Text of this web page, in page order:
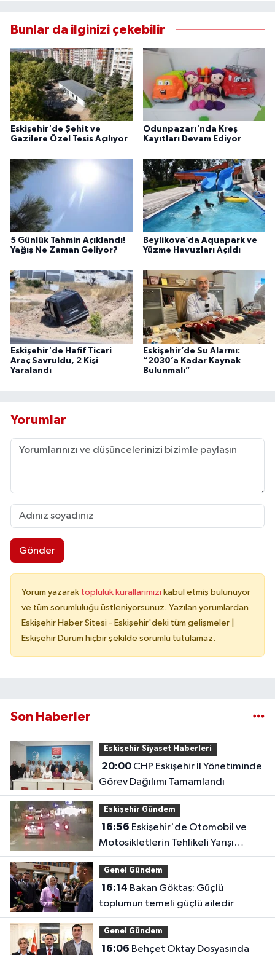
Bunlar da ilginizi çekebilir
Eskişehir'de Şehit ve
Gazilere Özel Tesis Açılıyor
Odunpazarı'nda Kreş
Kayıtları Devam Ediyor
5 Günlük Tahmin Açıklandı!
Yağış Ne Zaman Geliyor?
Beylikova’da Aquapark ve
Yüzme Havuzları Açıldı
Eskişehir'de Hafif Ticari
Araç Savruldu, 2 Kişi
Yaralandı
Eskişehir’de Su Alarmı:
“2030’a Kadar Kaynak
Bulunmalı”
Yorumlar
Gönder
Yorum yazarak topluluk kurallarımızı kabul etmiş bulunuyor
ve tüm sorumluluğu üstleniyorsunuz. Yazılan yorumlardan
Eskişehir Haber Sitesi - Eskişehir'deki tüm gelişmeler |
Eskişehir Durum hiçbir şekilde sorumlu tutulamaz.
Son Haberler
Eskişehir Siyaset Haberleri
20:00CHP Eskişehir İl Yönetiminde
Görev Dağılımı Tamamlandı
Eskişehir Gündem
16:56
Motosikletlerin Tehlikeli Yarışı
Kamerada
Genel Gündem
16:14
toplumun temeli güçlü ailedir
Genel Gündem
16:06